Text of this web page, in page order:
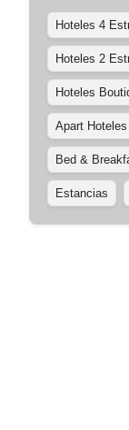
Hoteles 4
Hoteles 2
Hoteles
Apart
Bed &
Estancias